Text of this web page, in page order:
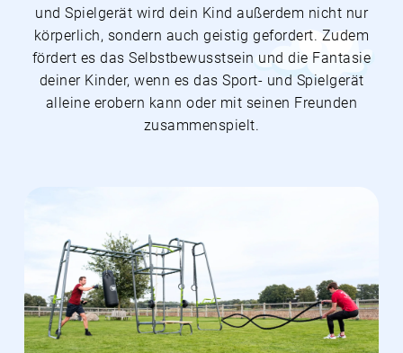
und Spielgerät wird dein Kind außerdem nicht nur
körperlich, sondern auch geistig gefordert. Zudem
fördert es das Selbstbewusstsein und die Fantasie
deiner Kinder, wenn es das Sport- und Spielgerät
alleine erobern kann oder mit seinen Freunden
zusammenspielt.